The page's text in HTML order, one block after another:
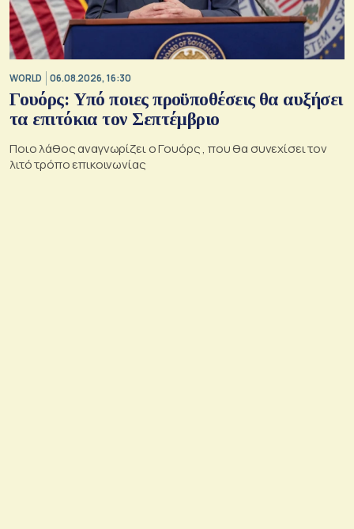
WORLD 06.08.2026, 16:30
Γουόρς: Υπό ποιες προϋποθέσεις θα αυξήσει
τα επιτόκια τον Σεπτέμβριο
Ποιο λάθος αναγνωρίζει ο Γουόρς , που θα συνεχίσει τον
λιτό τρόπο επικοινωνίας